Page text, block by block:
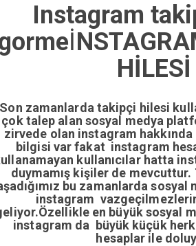
Instagram
İ
HİLESİ
Son zamanlarda takipçi hilesi
çok talep alan sosyal medya
zirvede olan instagram hakkında
bilgisi var fakat instagram
kullanıcılar hatta
duymamış kişiler de mevcuttur.
bu zamanlarda
instagram
en büyük sosyal
instagram da büyük küçük
hesaplar ile